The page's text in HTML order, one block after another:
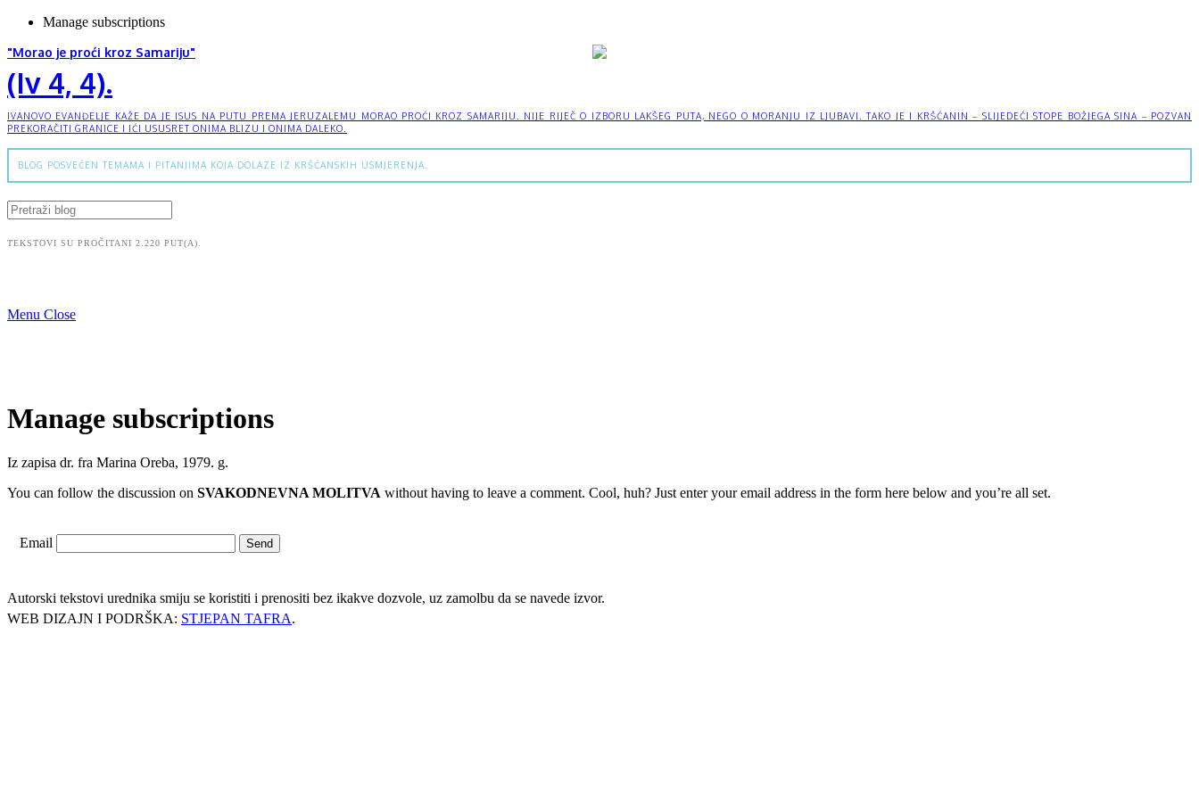
Manage subscriptions
"Morao je proći kroz Samariju"
(Iv 4, 4).
IVANOVO EVANĐELJE KAŽE DA JE ISUS NA PUTU PREMA JERUZALEMU MORAO PROĆI KROZ SAMARIJU. NIJE RIJEČ O IZBORU LAKŠEG PUTA, NEGO O MORANJU IZ LJUBAVI. TAKO JE I KRŠĆANIN – SLIJEDEĆI STOPE BOŽJEGA SINA – POZVAN
PREKORAČITI GRANICE I IĆI USUSRET ONIMA BLIZU I ONIMA DALEKO.
BLOG POSVEĆEN TEMAMA I PITANJIMA KOJA DOLAZE IZ KRŠĆANSKIH USMJERENJA.
TEKSTOVI SU PROČITANI 2.220 PUT(A).
Menu Close
Manage subscriptions
Iz zapisa dr. fra Marina Oreba, 1979. g.
You can follow the discussion on SVAKODNEVNA MOLITVA without having to leave a comment. Cool, huh? Just enter your email address in the form here below and you’re all set.
Email
Autorski tekstovi urednika smiju se koristiti i prenositi bez ikakve dozvole, uz zamolbu da se navede izvor.
WEB DIZAJN I PODRŠKA: STJEPAN TAFRA.